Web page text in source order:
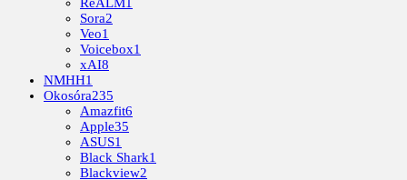
Sora2
Veo1
Voicebox1
xAI8
NMHH1
Okosóra235
Amazfit6
Apple35
ASUS1
Black Shark1
Blackview2